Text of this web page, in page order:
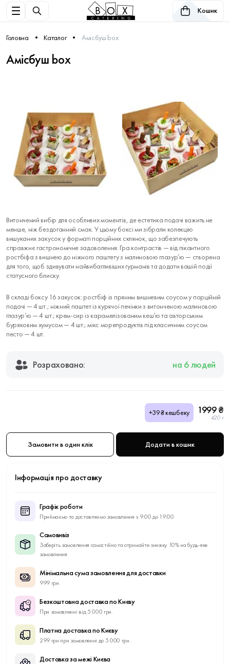
Кошик
Головна Каталог Амісбуш box
Амісбуш box
Витончений вибір для особливих моментів, де естетика подачі важить не
менше, ніж бездоганний смак. У цьому боксі ми зібрали колекцію
вишуканих закусок у форматі порційних склянок, що забезпечують
справжнє гастрономічне задоволення. Гра контрастів — від пікантного
ростбіфа з вишнею до ніжного паштету з малиновою глазур’ю — створена
для того, щоб здивувати найвибагливіших гурманів та додати вашій події
статусного блиску.
В складі боксу 16 закусок: ростбіф із пряним вишневим соусом у порційній
подачі — 4 шт.; ніжний паштет із курячої печінки з витонченою малиновою
глазур’ю — 4 шт.; крем-сир із карамелізованим кеш’ю та авторським
буряковим хумусом — 4 шт.; мікс морепродуктів під класичним соусом
песто — 4 шт.
Розраховано: на 6 людей
+39₴ кешбеку 1999 ₴
420 г
Замовити в один клік Додати в кошик
Інформація про доставку
Графік роботи
Приймаємо та доставляємо замовлення з 9:00 до 19:00
Самовивіз
Заберіть замовлення самостійно та отримайте знижку 10% на будь-яке
замовлення
Мінімальна сума замовлення для доставки
999 грн.
Безкоштовна доставка по Києву
При замовленні від 5 000 грн.
Платна доставка по Києву
299 грн при замовленні до 5 000 грн.
Доставка за межі Києва